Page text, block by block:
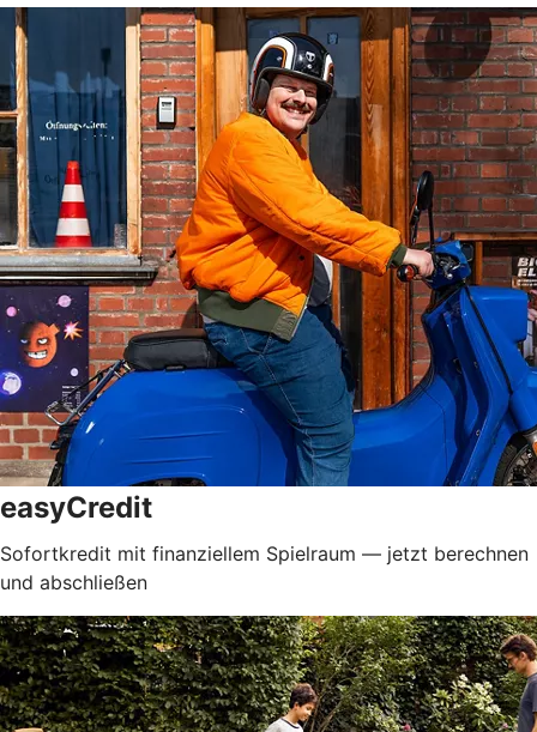
easyCredit
Sofortkredit mit finanziellem Spielraum — jetzt berechnen
und abschließen